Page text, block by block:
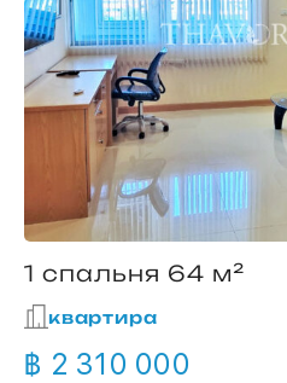
1 спальня 64 м²
квартира
฿ 2 310 000